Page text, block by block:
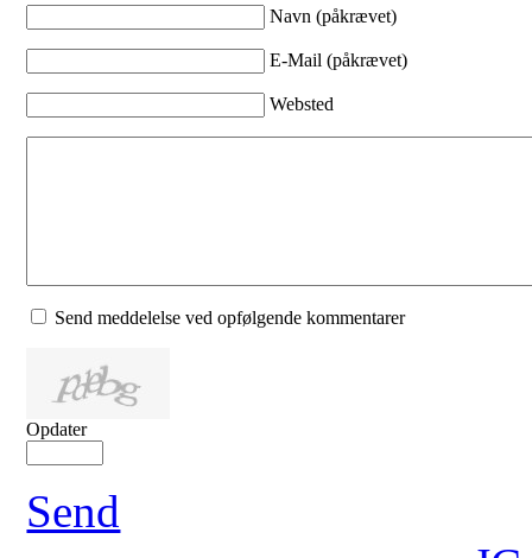
Navn (påkrævet)
E-Mail (påkrævet)
Websted
Send meddelelse ved opfølgende kommentarer
Opdater
Send